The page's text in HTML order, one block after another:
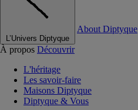
L’Univers Diptyque
About Diptyque
À propos Découvrir
L'héritage
Les savoir-faire
Maisons Diptyque
Diptyque & Vous